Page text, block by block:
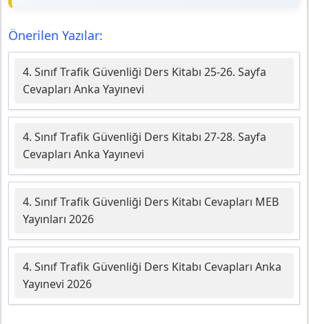
Önerilen Yazılar:
4. Sınıf Trafik Güvenliği Ders Kitabı 25-26. Sayfa
Cevapları Anka Yayınevi
4. Sınıf Trafik Güvenliği Ders Kitabı 27-28. Sayfa
Cevapları Anka Yayınevi
4. Sınıf Trafik Güvenliği Ders Kitabı Cevapları MEB
Yayınları 2026
4. Sınıf Trafik Güvenliği Ders Kitabı Cevapları Anka
Yayınevi 2026